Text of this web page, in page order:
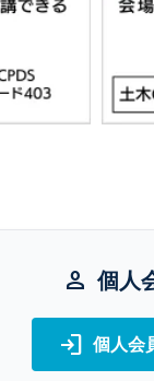
person 個人
login 個人会